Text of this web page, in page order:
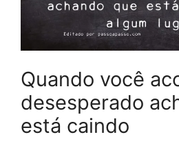
Quando você
desesperado
está caindo